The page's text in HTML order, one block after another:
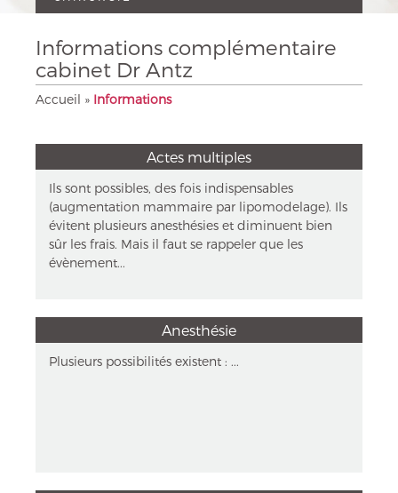
o
Informations complémentaire
cabinet Dr Antz
Accueil » Informations
Actes multiples
Ils sont possibles, des fois indispensables
(augmentation mammaire par lipomodelage). Ils
évitent plusieurs anesthésies et diminuent bien
sûr les frais. Mais il faut se rappeler que les
évènement...
Anesthésie
Plusieurs possibilités existent : ...